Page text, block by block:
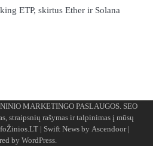
ETP, skirtus Ether ir Solana
MARKETINGO PASLAUGOS. SEO
straipsnių rašymas ir talpinimas į mūsų
| Swift News by Ascendoor|
by WordPress.